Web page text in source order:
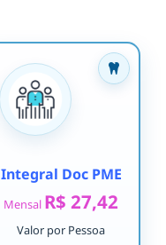
Integral Doc PME
Mensal R$ 27,42
Valor por Pessoa